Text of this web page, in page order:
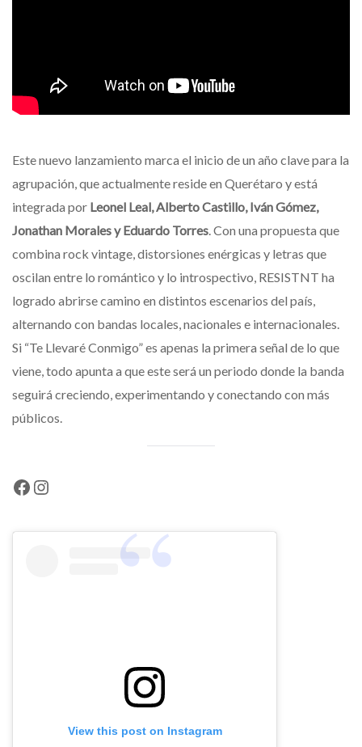
Este nuevo lanzamiento marca el inicio de un año clave para la
agrupación, que actualmente reside en Querétaro y está
integrada por Leonel Leal, Alberto Castillo, Iván Gómez,
Jonathan Morales y Eduardo Torres. Con una propuesta que
combina rock vintage, distorsiones enérgicas y letras que
oscilan entre lo romántico y lo introspectivo, RESISTNT ha
logrado abrirse camino en distintos escenarios del país,
alternando con bandas locales, nacionales e internacionales.
Si “Te Llevaré Conmigo” es apenas la primera señal de lo que
viene, todo apunta a que este será un periodo donde la banda
seguirá creciendo, experimentando y conectando con más
públicos.
Facebook
Instagram
View this post on Instagram